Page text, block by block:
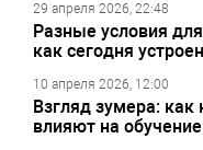
29 апреля 2026, 22:48
Разные условия
как сегодня
10 апреля 2026, 12:00
Взгляд зумера:
влияют на обучение